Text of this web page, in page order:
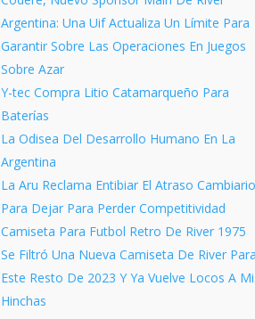
Argentina: Una Uif Actualiza Un Límite Para
Garantir Sobre Las Operaciones En Juegos
Sobre Azar
Y-tec Compra Litio Catamarqueño Para
Baterías
La Odisea Del Desarrollo Humano En La
Argentina
La Aru Reclama Entibiar El Atraso Cambiario
Para Dejar Para Perder Competitividad
Camiseta Para Futbol Retro De River 1975
Se Filtró Una Nueva Camiseta De River Para
Este Resto De 2023 Y Ya Vuelve Locos A
Hinchas